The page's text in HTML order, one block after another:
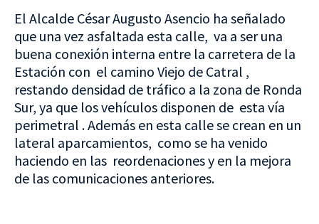
El Alcalde César Augusto Asencio ha señalado
que una vez asfaltada esta calle, va a ser una
buena conexión interna entre la carretera de la
Estación con el camino Viejo de Catral ,
restando densidad de tráfico a la zona de Ronda
Sur, ya que los vehículos disponen de esta vía
perimetral . Además en esta calle se crean en un
lateral aparcamientos, como se ha venido
haciendo en las reordenaciones y en la mejora
de las comunicaciones anteriores.